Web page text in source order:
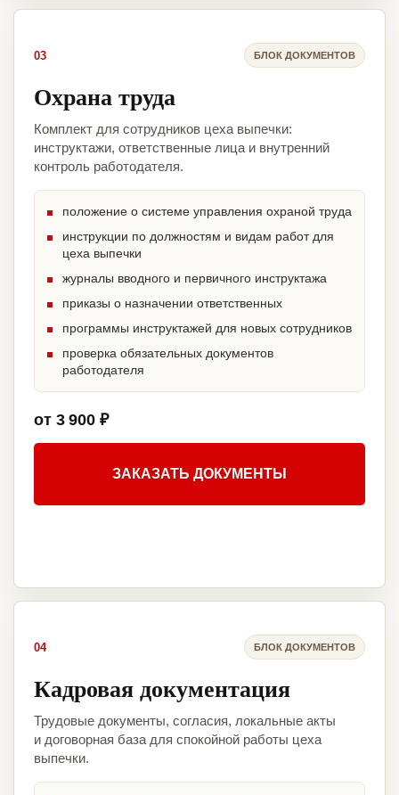
03 БЛОК ДОКУМЕНТОВ
Охрана труда
Комплект для сотрудников цеха выпечки:
инструктажи, ответственные лица и внутренний
контроль работодателя.
положение о системе управления охраной труда
инструкции по должностям и видам работ для
цеха выпечки
журналы вводного и первичного инструктажа
приказы о назначении ответственных
программы инструктажей для новых сотрудников
проверка обязательных документов
работодателя
от 3 900 ₽
ЗАКАЗАТЬ ДОКУМЕНТЫ
04 БЛОК ДОКУМЕНТОВ
Кадровая документация
Трудовые документы, согласия, локальные акты
и договорная база для спокойной работы цеха
выпечки.